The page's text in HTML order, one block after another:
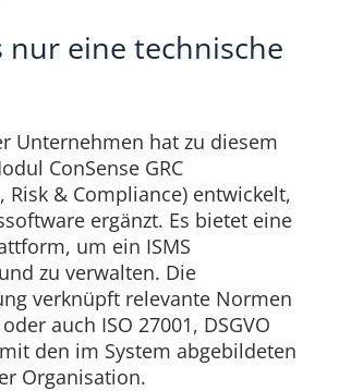
nur eine technische
Unternehmen hat zu diesem
ConSense GRC
Risk & Compliance) entwickelt,
ergänzt. Es bietet eine
um ein ISMS
zu verwalten. Die
verknüpft relevante Normen
auch ISO 27001, DSGVO
den im System abgebildeten
Organisation.